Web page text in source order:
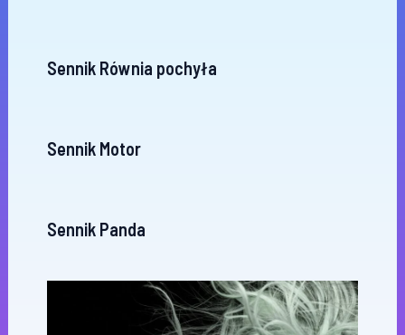
Sennik Równia pochyła
Sennik Motor
Sennik Panda